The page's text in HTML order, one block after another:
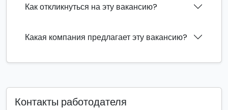
Как откликнуться на эту вакансию?
Какая компания предлагает эту вакансию?
Контакты работодателя